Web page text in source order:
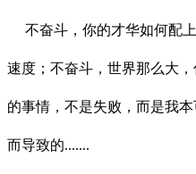
不奋斗，你的才华如何配
速度；不奋斗，世界那么大
的事情，不是失败，而是我
而导致的.......